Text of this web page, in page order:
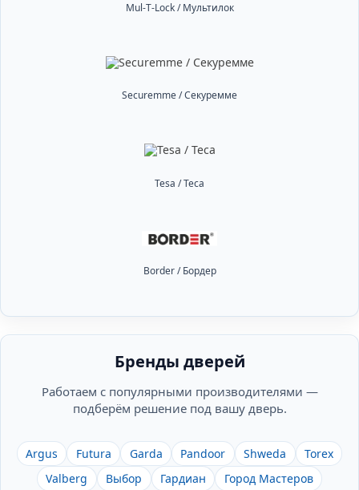
Mul-T-Lock / Мультилок
Securemme / Секуремме
Tesa / Теса
Border / Бордер
Бренды дверей
Работаем с популярными производителями —
подберём решение под вашу дверь.
Argus Futura Garda Pandoor Shweda
Torex
Valberg
Выбор Гардиан
Город Мастеров